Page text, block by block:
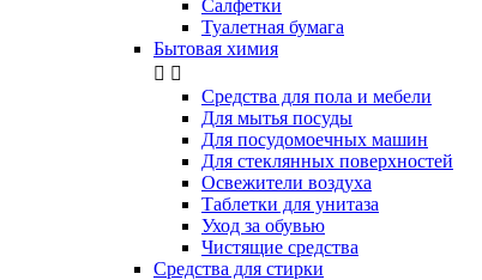
Салфетки
Туалетная бумага
Бытовая химия
 
Cредства для пола и мебели
Для мытья посуды
Для посудомоечных машин
Для стеклянных поверхностей
Освежители воздуха
Таблетки для унитаза
Уход за обувью
Чистящие средства
Средства для стирки